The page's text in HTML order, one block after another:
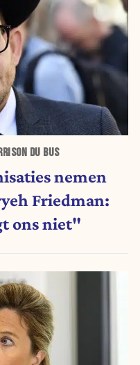
DU BUS
nemen
Friedman:
ons niet"